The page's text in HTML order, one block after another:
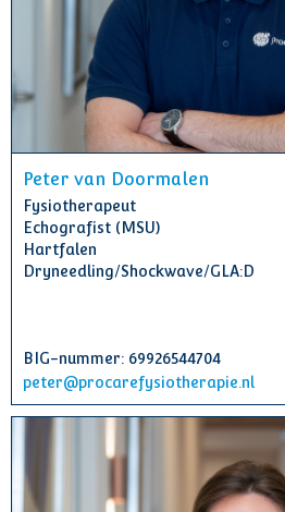
Peter van Doormalen
Fysiotherapeut
Echografist (MSU)
Hartfalen
Dryneedling/Shockwave/GLA:D
BIG-nummer: 69926544704
peter@procarefysiotherapie.nl